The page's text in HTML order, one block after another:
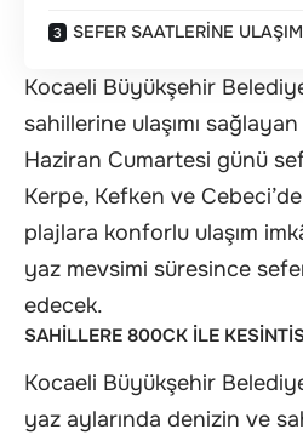
SEFER SAATLERİNE
Kocaeli Büyükşehir
sahillerine ulaşımı
Haziran Cumartesi günü
Kerpe, Kefken ve
plajlara konforlu ulaşım
yaz mevsimi süresince
edecek.
SAHİLLERE 800CK İLE
Kocaeli Büyükşehir
yaz aylarında denizin ve